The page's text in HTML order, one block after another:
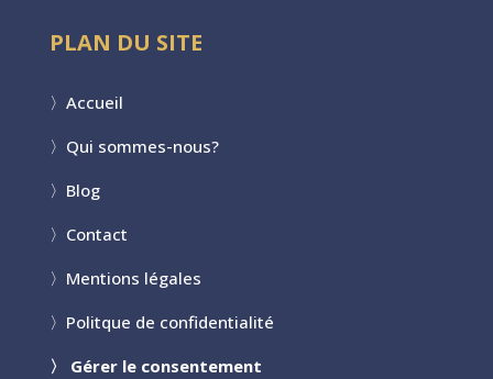
PLAN DU SITE
〉 Accueil
〉 Qui sommes-nous?
〉 Blog
〉 Contact
〉 Mentions légales
〉 Politque de confidentialité
〉 Gérer le consentement